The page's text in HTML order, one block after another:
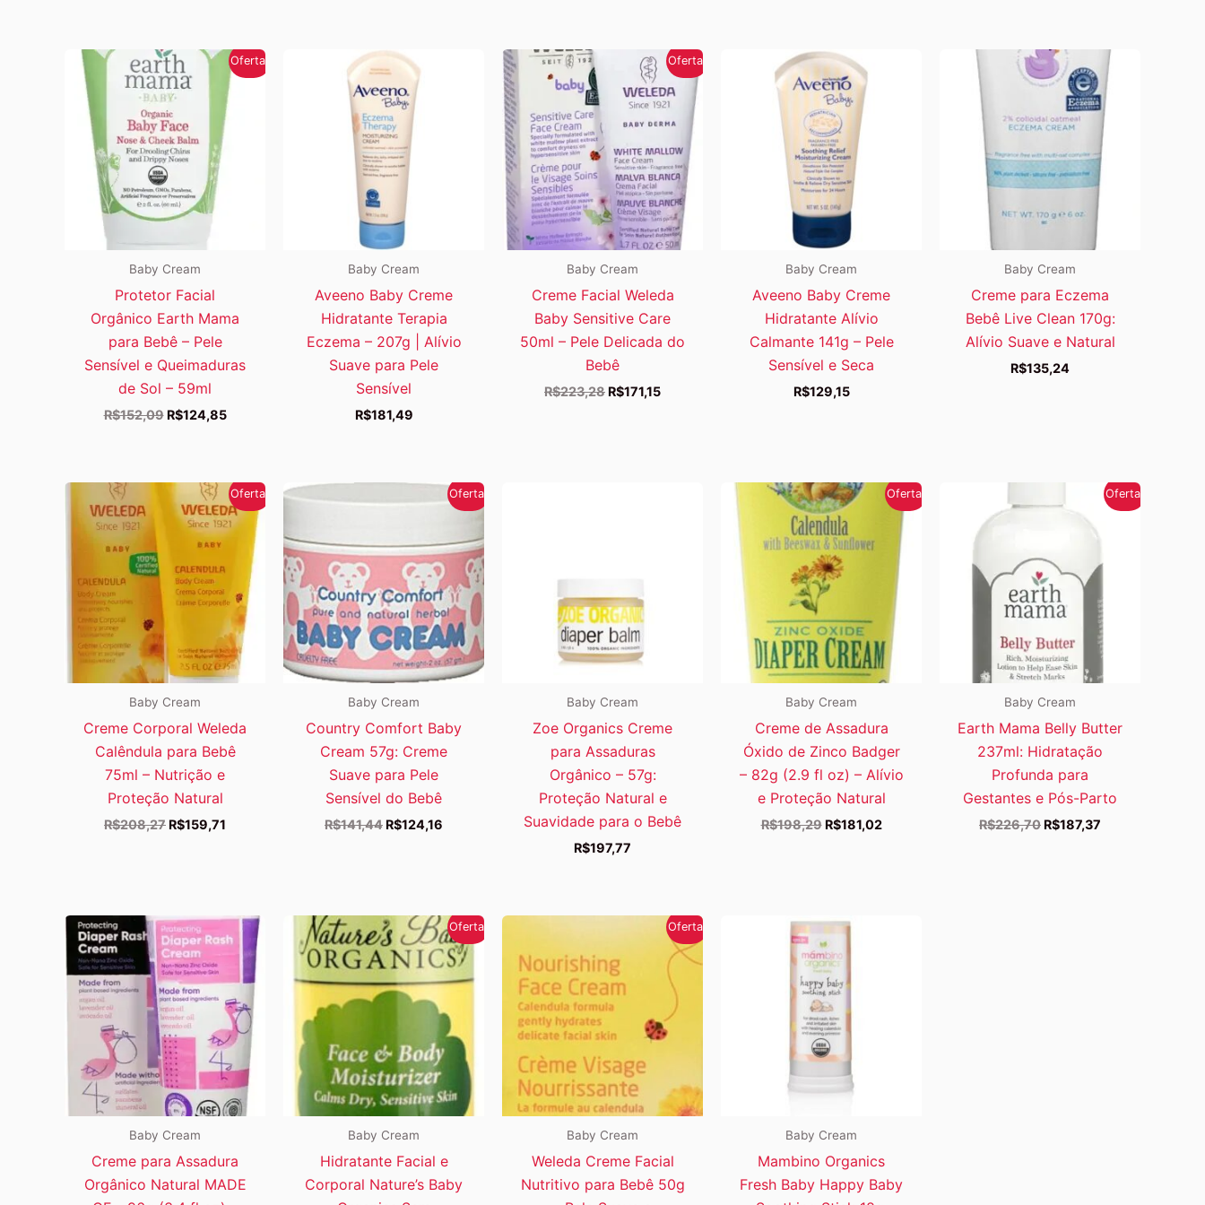
Oferta!
Baby Cream
Protetor Facial
Orgânico Earth Mama
para Bebê – Pele
Sensível e Queimaduras
de Sol – 59ml
R$152,09 O
R$124,85O
Baby Cream
Aveeno Baby Creme
Hidratante Terapia
Eczema – 207g | Alívio
Suave para Pele
Sensível
R$181,49
Oferta!
Baby Cream
Creme Facial Weleda
Baby Sensitive Care
50ml – Pele Delicada do
Bebê
R$223,28 O
R$171,15O
Baby Cream
Aveeno Baby Creme
Hidratante Alívio
Calmante 141g – Pele
Sensível e Seca
R$129,15
Baby Cream
Creme para Eczema
Bebê Live Clean 170g:
Alívio Suave e Natural
R$135,24
Oferta!
Baby Cream
Creme Corporal Weleda
Calêndula para Bebê
75ml – Nutrição e
Proteção Natural
R$208,27 O
R$159,71
Oferta!
Baby Cream
Country Comfort Baby
Cream 57g: Creme
Suave para Pele
Sensível do Bebê
R$141,44 O
R$124,16
Baby Cream
Zoe Organics Creme
para Assaduras
Orgânico – 57g:
Proteção Natural e
Suavidade para o Bebê
R$197,77
Oferta!
Baby Cream
Creme de Assadura
Óxido de Zinco Badger
– 82g (2.9 fl oz) – Alívio
e Proteção Natural
R$198,29 O
R$181,02O
Oferta!
Baby Cream
Earth Mama Belly Butter
237ml: Hidratação
Profunda para
Gestantes e Pós-Parto
R$226,70 O
R$187,37
Baby Cream
Creme para Assadura
Orgânico Natural MADE
Oferta!
Baby Cream
Hidratante Facial e
Corporal Nature’s Baby
Oferta!
Baby Cream
Weleda Creme Facial
Nutritivo para Bebê 50g
Baby Cream
Mambino Organics
Fresh Baby Happy Baby